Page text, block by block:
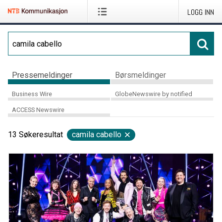
LOGG INN
Pressemeldinger Børsmeldinger
Business Wire GlobeNewswire by notified
ACCESS Newswire
13 Søkeresultat camila cabello